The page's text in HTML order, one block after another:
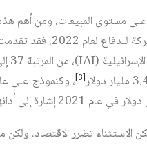
مستوى المبيعات، ومن أهم
[3] ، وكنموذج على
على إسرائيل، ولم يكن الاستثناء تضرر